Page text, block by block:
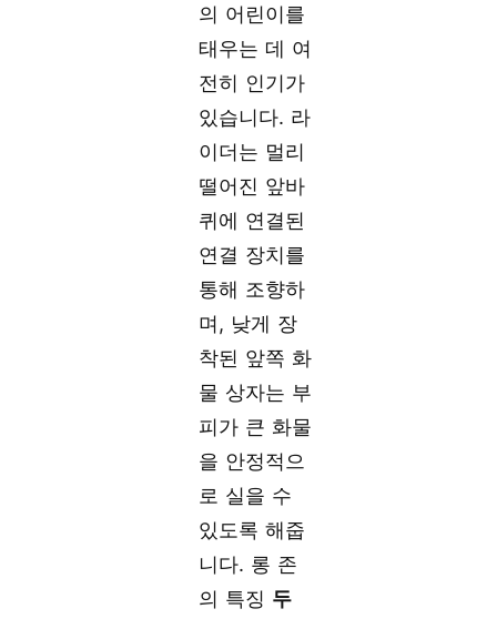
의 어린이를
태우는 데 여
전히 인기가
있습니다. 라
이더는 멀리
떨어진 앞바
퀴에 연결된
연결 장치를
통해 조향하
며, 낮게 장
착된 앞쪽 화
물 상자는 부
피가 큰 화물
을 안정적으
로 실을 수
있도록 해줍
니다. 롱 존
의 특징 두